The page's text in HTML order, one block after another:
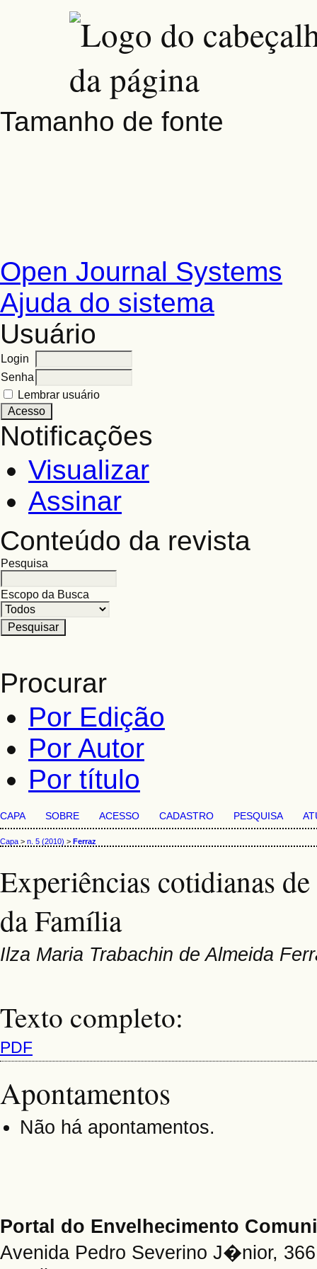
Tamanho de fonte
Open Journal Systems
Ajuda do sistema
Usuário
Login
Senha
Lembrar usuário
Notificações
Visualizar
Assinar
Conteúdo da revista
Pesquisa
Escopo da Busca
Procurar
Por Edição
Por Autor
Por título
CAPA SOBRE ACESSO CADASTRO PESQUISA
Capa > n. 5 (2010) > Ferraz
Experiências cotidianas
da Família
Ilza Maria Trabachin de Almeida
Texto completo:
PDF
Apontamentos
Não há apontamentos.
Portal do Envelhecimento
Avenida Pedro Severino J�nior,